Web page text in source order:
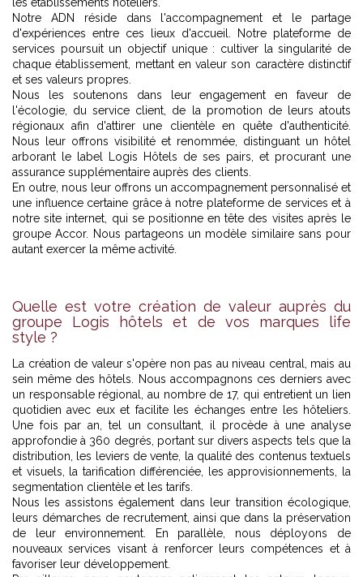
les établissements hôteliers.
Notre ADN réside dans l'accompagnement et le partage
d'expériences entre ces lieux d'accueil. Notre plateforme de
services poursuit un objectif unique : cultiver la singularité de
chaque établissement, mettant en valeur son caractère distinctif
et ses valeurs propres.
Nous les soutenons dans leur engagement en faveur de
l'écologie, du service client, de la promotion de leurs atouts
régionaux afin d'attirer une clientèle en quête d'authenticité.
Nous leur offrons visibilité et renommée, distinguant un hôtel
arborant le label Logis Hôtels de ses pairs, et procurant une
assurance supplémentaire auprès des clients.
En outre, nous leur offrons un accompagnement personnalisé et
une influence certaine grâce à notre plateforme de services et à
notre site internet, qui se positionne en tête des visites après le
groupe Accor. Nous partageons un modèle similaire sans pour
autant exercer la même activité.
Quelle est votre création de valeur auprès du
groupe Logis hôtels et de vos marques life
style ?
La création de valeur s'opère non pas au niveau central, mais au
sein même des hôtels. Nous accompagnons ces derniers avec
un responsable régional, au nombre de 17, qui entretient un lien
quotidien avec eux et facilite les échanges entre les hôteliers.
Une fois par an, tel un consultant, il procède à une analyse
approfondie à 360 degrés, portant sur divers aspects tels que la
distribution, les leviers de vente, la qualité des contenus textuels
et visuels, la tarification différenciée, les approvisionnements, la
segmentation clientèle et les tarifs.
Nous les assistons également dans leur transition écologique,
leurs démarches de recrutement, ainsi que dans la préservation
de leur environnement. En parallèle, nous déployons de
nouveaux services visant à renforcer leurs compétences et à
favoriser leur développement.